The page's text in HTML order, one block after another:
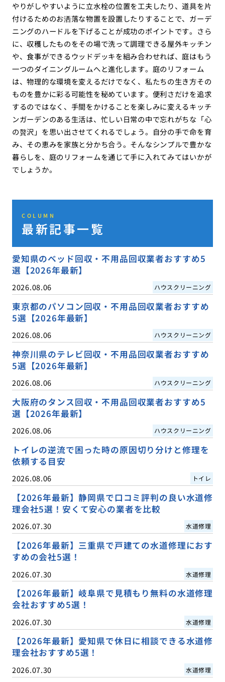
やりがしやすいように立水栓の位置を工夫したり、道具を片
付けるためのお洒落な物置を設置したりすることで、ガーデ
ニングのハードルを下げることが成功のポイントです。さら
に、収穫したものをその場で洗って調理できる屋外キッチン
や、食事ができるウッドデッキを組み合わせれば、庭はもう
一つのダイニングルームへと進化します。庭のリフォーム
は、物理的な環境を変えるだけでなく、私たちの生き方その
ものを豊かに彩る可能性を秘めています。便利さだけを追求
するのではなく、手間をかけることを楽しみに変えるキッチ
ンガーデンのある生活は、忙しい日常の中で忘れがちな「心
の贅沢」を思い出させてくれるでしょう。自分の手で命を育
み、その恵みを家族と分かち合う。そんなシンプルで豊かな
暮らしを、庭のリフォームを通じて手に入れてみてはいかが
でしょうか。
COLUMN
最新記事一覧
愛知県のベッド回収・不用品回収業者おすすめ5
選【2026年最新】
2026.08.06 ハウスクリーニング
東京都のパソコン回収・不用品回収業者おすすめ
5選【2026年最新】
2026.08.06 ハウスクリーニング
神奈川県のテレビ回収・不用品回収業者おすすめ
5選【2026年最新】
2026.08.06 ハウスクリーニング
大阪府のタンス回収・不用品回収業者おすすめ5
選【2026年最新】
2026.08.06 ハウスクリーニング
トイレの逆流で困った時の原因切り分けと修理を
依頼する目安
2026.08.06 トイレ
【2026年最新】静岡県で口コミ評判の良い水道修
理会社5選！安くて安心の業者を比較
2026.07.30 水道修理
【2026年最新】三重県で戸建ての水道修理におす
すめの会社5選！
2026.07.30 水道修理
【2026年最新】岐阜県で見積もり無料の水道修理
会社おすすめ5選！
2026.07.30 水道修理
【2026年最新】愛知県で休日に相談できる水道修
理会社おすすめ5選！
2026.07.30 水道修理